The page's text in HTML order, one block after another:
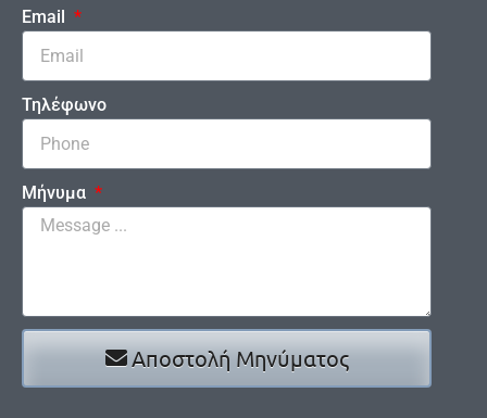
Email
Τηλέφωνο
Μήνυμα
Αποστολή Μηνύματος